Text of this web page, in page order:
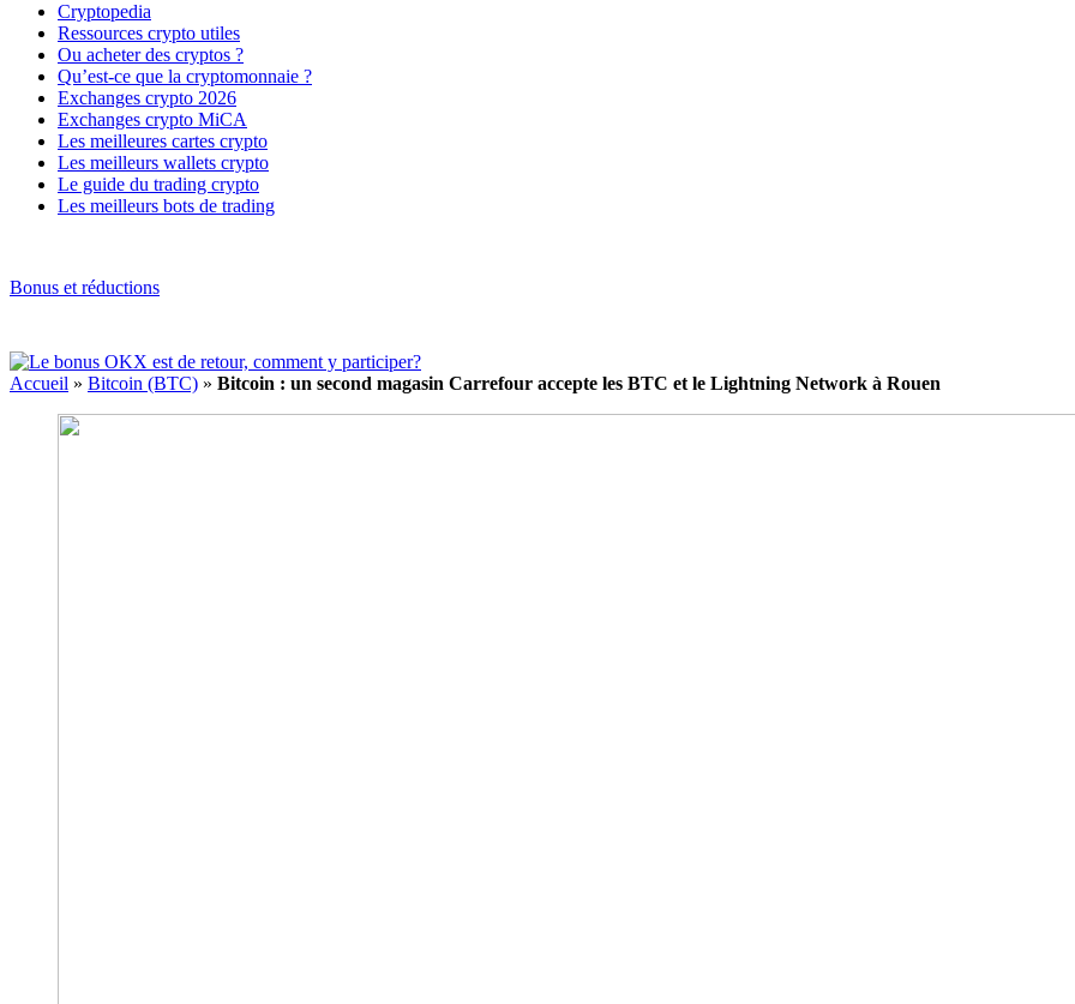
Cryptopedia
Ressources crypto utiles
Ou acheter des cryptos ?
Qu’est-ce que la cryptomonnaie ?
Exchanges crypto 2026
Exchanges crypto MiCA
Les meilleures cartes crypto
Les meilleurs wallets crypto
Le guide du trading crypto
Les meilleurs bots de trading
Bonus et réductions
Accueil » Bitcoin (BTC) » Bitcoin : un second magasin Carrefour accepte les BTC et le Lightning Network à Rouen